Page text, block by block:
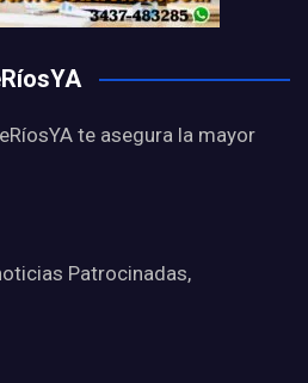
te asegura la mayor
Patrocinadas,